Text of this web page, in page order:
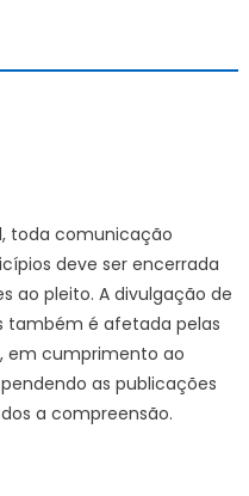
feira
toda comunicação
deve ser encerrada
ao pleito. A divulgação de
também é afetada pelas
em cumprimento ao
as publicações
a compreensão.